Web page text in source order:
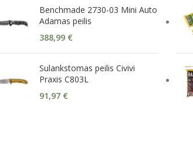
Benchmade 2730-03 Mini Auto
Adamas peilis
388,99 €
Sulankstomas peilis Civivi
Praxis C803L
91,97 €